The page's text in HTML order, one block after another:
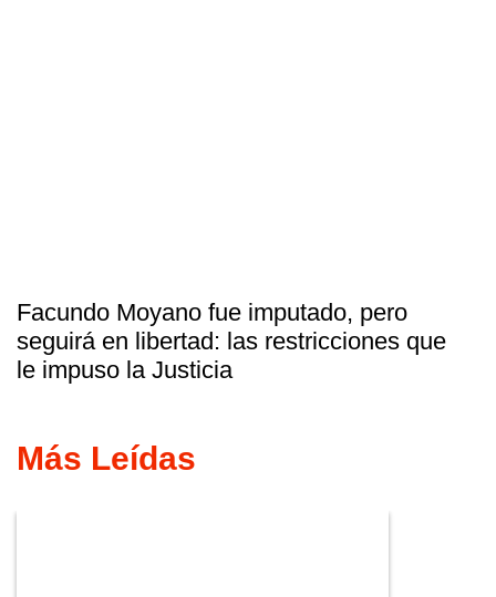
Facundo Moyano fue imputado, pero
seguirá en libertad: las restricciones que
le impuso la Justicia
Más Leídas